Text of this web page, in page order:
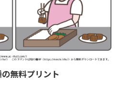
無料プリント